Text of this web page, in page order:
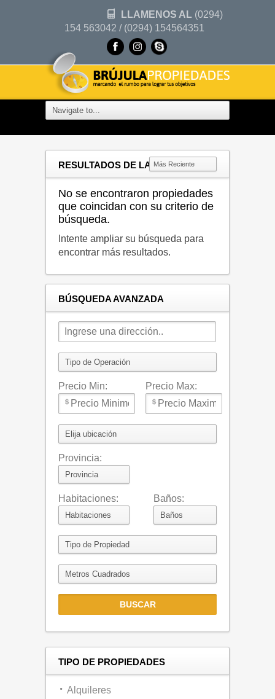
LLAMENOS AL (0294)
154 563042 / (0294) 154564351
RESULTADOS DE LA BÚSQUEDA
No se encontraron propiedades
que coincidan con su criterio de
búsqueda.
Intente ampliar su búsqueda para
encontrar más resultados.
BÚSQUEDA AVANZADA
Precio Min: Precio Max:
Provincia:
Habitaciones: Baños:
TIPO DE PROPIEDADES
Alquileres